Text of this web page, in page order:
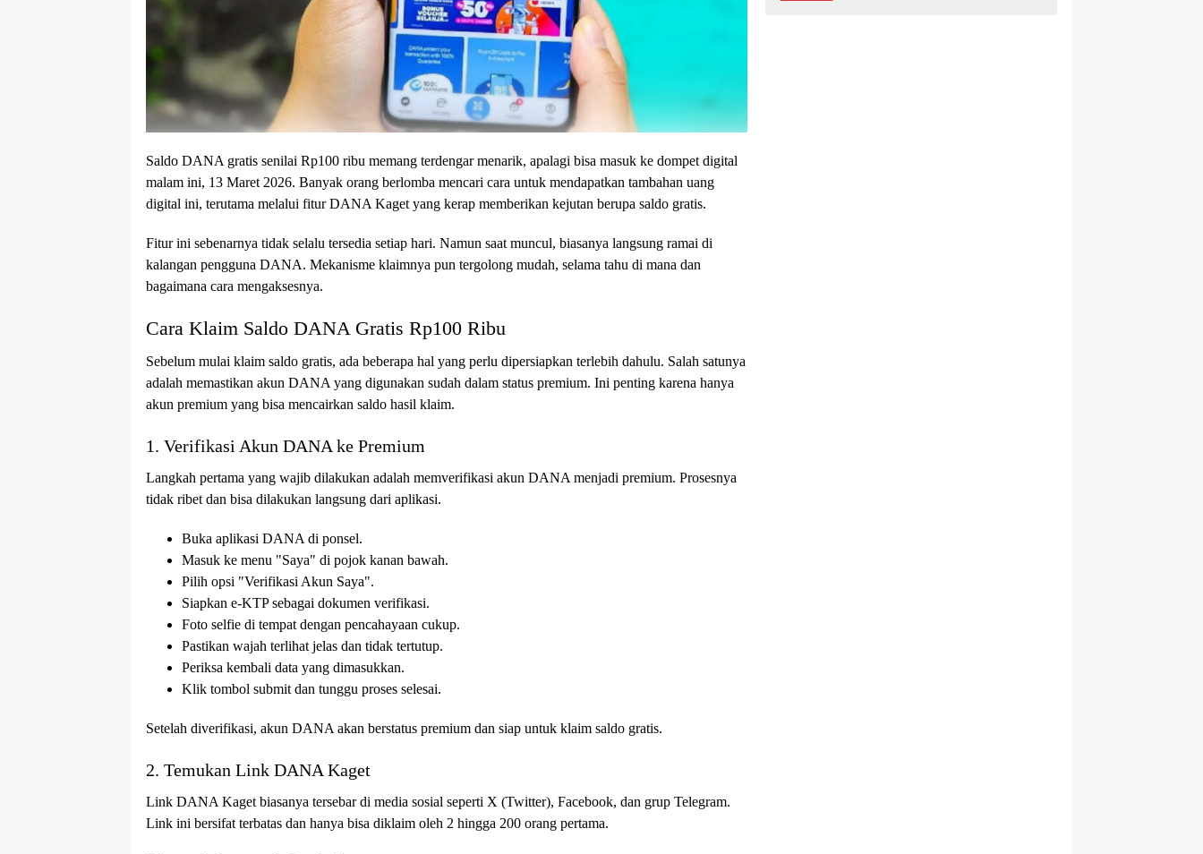
Saldo DANA gratis senilai Rp100 ribu memang terdengar menarik, apalagi bisa masuk ke dompet digital
malam ini, 13 Maret 2026. Banyak orang berlomba mencari cara untuk mendapatkan tambahan uang
digital ini, terutama melalui fitur DANA Kaget yang kerap memberikan kejutan berupa saldo gratis.
Fitur ini sebenarnya tidak selalu tersedia setiap hari. Namun saat muncul, biasanya langsung ramai di
kalangan pengguna DANA. Mekanisme klaimnya pun tergolong mudah, selama tahu di mana dan
bagaimana cara mengaksesnya.
Cara Klaim Saldo DANA Gratis Rp100 Ribu
Sebelum mulai klaim saldo gratis, ada beberapa hal yang perlu dipersiapkan terlebih dahulu. Salah satunya
adalah memastikan akun DANA yang digunakan sudah dalam status premium. Ini penting karena hanya
akun premium yang bisa mencairkan saldo hasil klaim.
1. Verifikasi Akun DANA ke Premium
Langkah pertama yang wajib dilakukan adalah memverifikasi akun DANA menjadi premium. Prosesnya
tidak ribet dan bisa dilakukan langsung dari aplikasi.
Buka aplikasi DANA di ponsel.
Masuk ke menu "Saya" di pojok kanan bawah.
Pilih opsi "Verifikasi Akun Saya".
Siapkan e-KTP sebagai dokumen verifikasi.
Foto selfie di tempat dengan pencahayaan cukup.
Pastikan wajah terlihat jelas dan tidak tertutup.
Periksa kembali data yang dimasukkan.
Klik tombol submit dan tunggu proses selesai.
Setelah diverifikasi, akun DANA akan berstatus premium dan siap untuk klaim saldo gratis.
2. Temukan Link DANA Kaget
Link DANA Kaget biasanya tersebar di media sosial seperti X (Twitter), Facebook, dan grup Telegram.
Link ini bersifat terbatas dan hanya bisa diklaim oleh 2 hingga 200 orang pertama.